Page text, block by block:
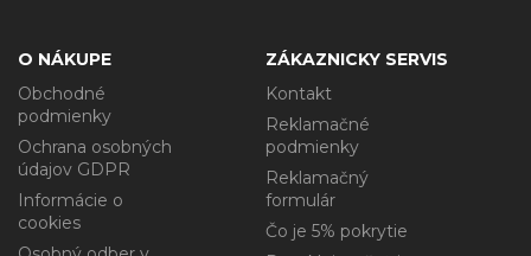
O NÁKUPE
Obchodné
podmienky
Ochrana osobných
údajov GDPR
Informácie o
cookies
ZÁKAZNICKY SERVIS
Kontakt
Reklamačné
podmienky
Reklamačný
formulár
Čo je 5% pokrytie